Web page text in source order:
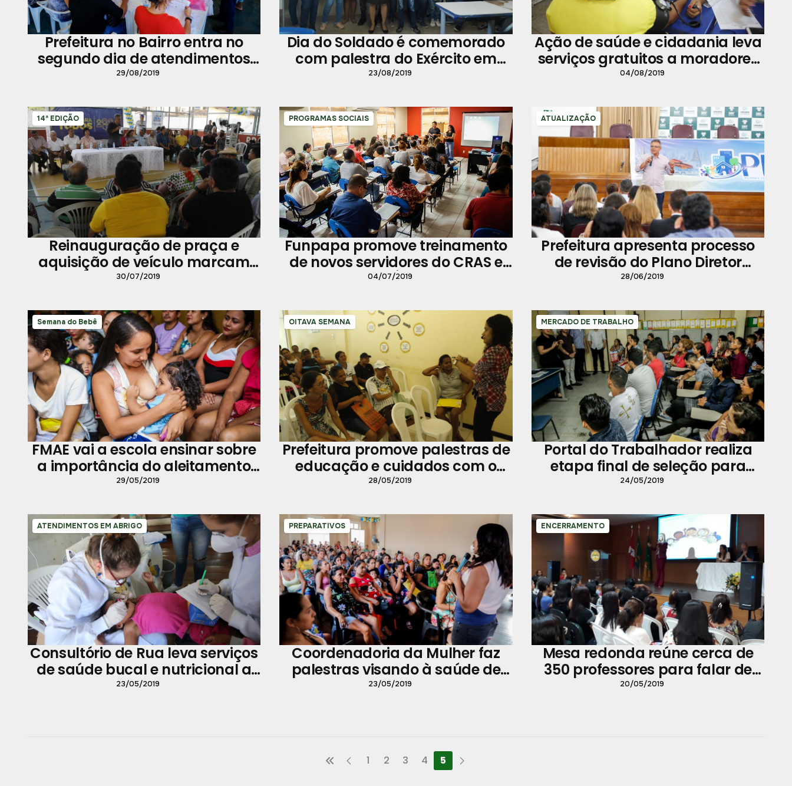
Prefeitura no Bairro entra no
segundo dia de atendimentos
na Sacramenta
29/08/2019
Dia do Soldado é comemorado
com palestra do Exército em
Icoaraci
23/08/2019
Ação de saúde e cidadania leva
serviços gratuitos a moradores
de Cotijuba
04/08/2019
14ª EDIÇÃO
Reinauguração de praça e
aquisição de veículo marcam
abertura do Prefeitura no Bairro
30/07/2019
PROGRAMAS SOCIAIS
Funpapa promove treinamento
de novos servidores do CRAS e
CadÚnico
04/07/2019
ATUALIZAÇÃO
Prefeitura apresenta processo
de revisão do Plano Diretor
Urbano de Belém
28/06/2019
Semana do Bebê
FMAE vai a escola ensinar sobre
a importância do aleitamento
materno
29/05/2019
OITAVA SEMANA
Prefeitura promove palestras de
educação e cuidados com o
bebê
28/05/2019
MERCADO DE TRABALHO
Portal do Trabalhador realiza
etapa final de seleção para
restaurante Madero
24/05/2019
ATENDIMENTOS EM ABRIGO
Consultório de Rua leva serviços
de saúde bucal e nutricional a
venezuelanos
23/05/2019
PREPARATIVOS
Coordenadoria da Mulher faz
palestras visando à saúde de
mulheres grávidas
23/05/2019
ENCERRAMENTO
Mesa redonda reúne cerca de
350 professores para falar de
direitos das crianças
20/05/2019
1 2 3 4 5